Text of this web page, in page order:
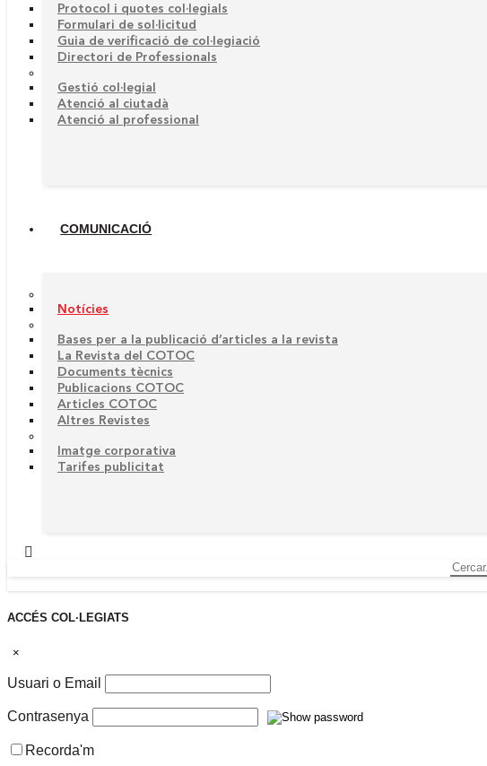
Protocol i quotes col·legials
Formulari de sol·licitud
Guia de verificació de col·legiació
Directori de Professionals
Gestió col·legial
Atenció al ciutadà
Atenció al professional
COMUNICACIÓ
Notícies
Bases per a la publicació d’articles a la revista
La Revista del COTOC
Documents tècnics
Publicacions COTOC
Articles COTOC
Altres Revistes
Imatge corporativa
Tarifes publicitat
Cercar:
ACCÉS COL·LEGIATS
×
Usuari o Email
Contrasenya
Recorda'm